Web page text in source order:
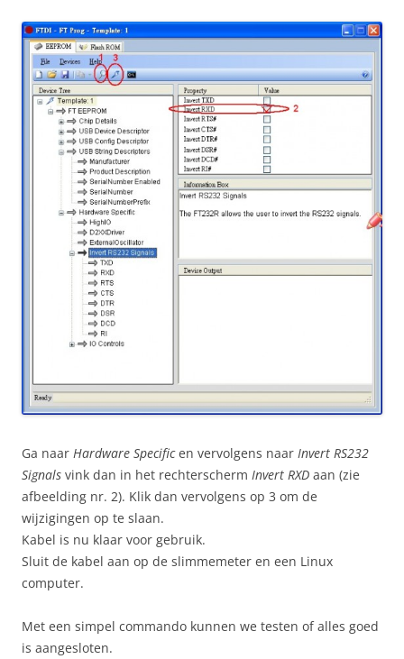
Ga naar Hardware Specificen vervolgens naar Invert RS232
Signals vink dan in het rechterscherm Invert RXD aan (zie
afbeelding nr. 2). Klik dan vervolgens op 3 om de
wijzigingen op te slaan.
Kabel is nu klaar voor gebruik.
Sluit de kabel aan op de slimmemeter en een Linux
computer.
Met een simpel commando kunnen we testen of alles goed
is aangesloten.